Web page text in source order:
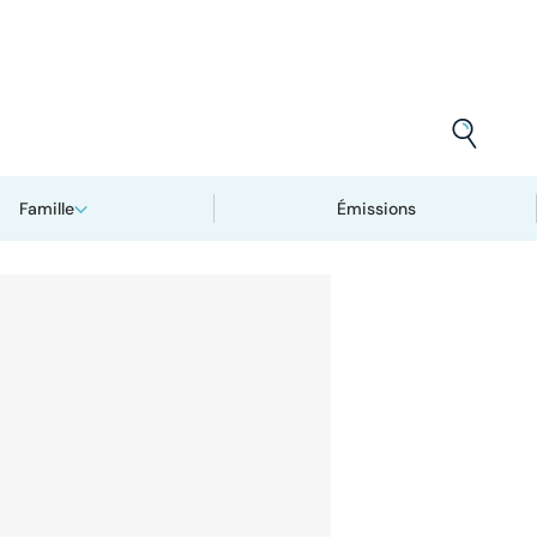
Famille Émissions